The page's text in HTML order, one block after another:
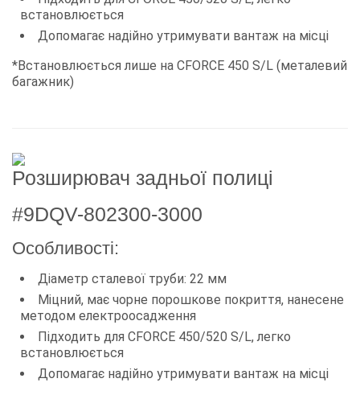
встановлюється
Допомагає надійно утримувати вантаж на місці
*Встановлюється лише на CFORCE 450 S/L (металевий
багажник)
Розширювач задньої полиці
#9DQV-802300-3000
Особливості:
Діаметр сталевої труби: 22 мм
Міцний, має чорне порошкове покриття, нанесене
методом електроосадження
Підходить для CFORCE 450/520 S/L, легко
встановлюється
Допомагає надійно утримувати вантаж на місці